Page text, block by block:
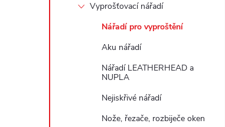
Vyprošťovací nářadí
Nářadí pro vyproštění
Aku nářadí
Nářadí LEATHERHEAD a
NUPLA
Nejiskřivé nářadí
Nože, řezače, rozbiječe oken